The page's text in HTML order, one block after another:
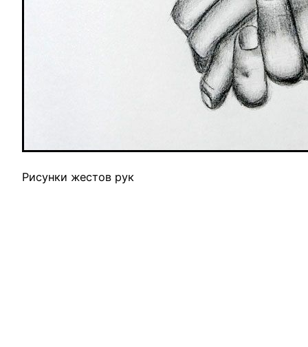
Рисунки жестов рук